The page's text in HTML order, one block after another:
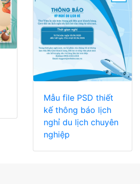
Mẫu file PSD thiết
kế thông báo lịch
nghỉ du lịch chuyên
nghiệp